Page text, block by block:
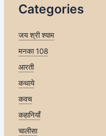
Categories
जय श्री श्याम
मनका 108
आरती
कथाये
कवच
कहानियाँ
चालीसा